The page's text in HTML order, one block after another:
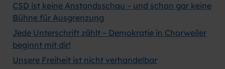
CSD ist keine Anstandsschau – und schon gar keine
Bühne für Ausgrenzung
Jede Unterschrift zählt – Demokratie in Chorweiler
beginnt mit dir!
Unsere Freiheit ist nicht verhandelbar